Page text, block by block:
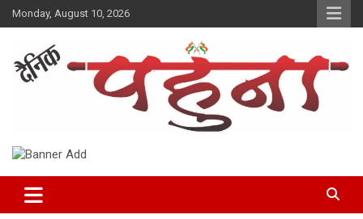
Skip
to
Monday, August 10, 2026
Dainik Pahuna